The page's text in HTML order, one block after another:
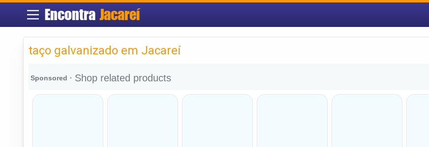
Encontra Jacareí
taço galvanizado em Jacareí